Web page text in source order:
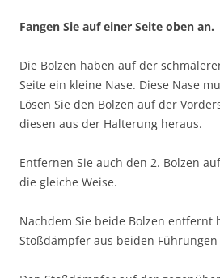
Fangen Sie auf einer Seite oben an.
Die Bolzen haben auf der
Seite ein kleine Nase. Diese Nase
Lösen Sie den Bolzen auf der
diesen aus der Halterung heraus.
Entfernen Sie auch den 2. Bolzen
die gleiche Weise.
Nachdem Sie beide Bolzen entfernt
Stoßdämpfer aus beiden